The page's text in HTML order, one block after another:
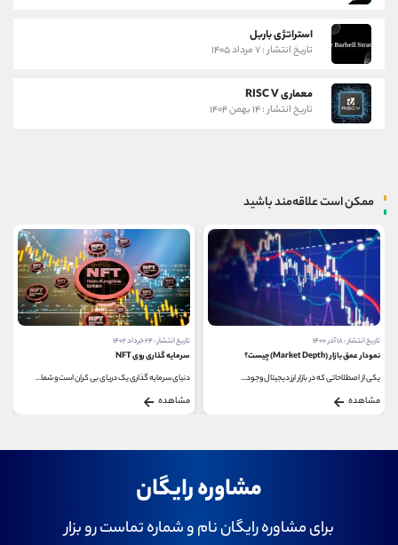
استراتژی باربل
تاریخ انتشار : ۷ مرداد ۱۴۰۵
معماری RISC V
تاریخ انتشار : ۱۴ بهمن ۱۴۰۴
ممکن است علاقه‌مند باشید
تاریخ انتشار : ۲۴ خرداد ۱۴۰۲
سرمایه گذاری روی NFT
دنیای سرمایه گذاری یک دریای بی کران است و شما...
مشاهده
تاریخ انتشار : ۱۵ آبان ۱۴۰۰
ارزهای دیجیتال برتر در زمینه سرگرمی
ارزهای دیجیتال یا همان رمزارزها به عنوان دارایی...
مشاهده
مشاوره رایگان
برای مشاوره رایگان نام و شماره تماست رو بزار